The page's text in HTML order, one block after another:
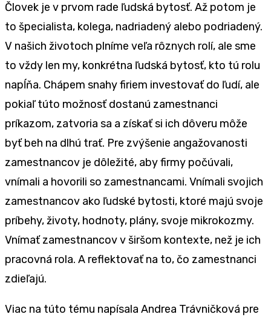
Človek je v prvom rade ľudská bytosť. Až potom je
to špecialista, kolega, nadriadený alebo podriadený.
V našich životoch plníme veľa rôznych rolí, ale sme
to vždy len my, konkrétna ľudská bytosť, kto tú rolu
napĺňa. Chápem snahy firiem investovať do ľudí, ale
pokiaľ túto možnosť dostanú zamestnanci
príkazom, zatvoria sa a získať si ich dôveru môže
byť beh na dlhú trať. Pre zvýšenie angažovanosti
zamestnancov je dôležité, aby firmy počúvali,
vnímali a hovorili so zamestnancami. Vnímali svojich
zamestnancov ako ľudské bytosti, ktoré majú svoje
príbehy, životy, hodnoty, plány, svoje mikrokozmy.
Vnímať zamestnancov v širšom kontexte, než je ich
pracovná rola. A reflektovať na to, čo zamestnanci
zdieľajú.
Viac na túto tému napísala Andrea Trávničková pre